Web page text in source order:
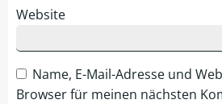
Website
Name, E-Mail-Adresse und
Browser für meinen nächsten